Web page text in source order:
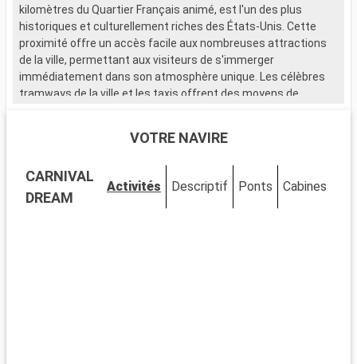
kilomètres du Quartier Français animé, est l'un des plus
historiques et culturellement riches des États-Unis. Cette
proximité offre un accès facile aux nombreuses attractions
de la ville, permettant aux visiteurs de s'immerger
immédiatement dans son atmosphère unique. Les célèbres
tramways de la ville et les taxis offrent des moyens de
La Nouvelle-Orléans, avec son mélange harmonieux
d'influences françaises, créoles, amérindiennes et
espagnoles, est une ville fascinante à découvrir. Le Quartier
VOTRE NAVIRE
CARNIVAL
DREAM
Activités Descriptif Ponts Cabines